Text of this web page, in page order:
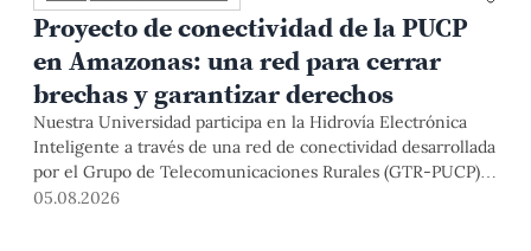
Proyecto de conectividad de la PUCP
en Amazonas: una red para cerrar
brechas y garantizar derechos
Nuestra Universidad participa en la Hidrovía Electrónica
Inteligente a través de una red de conectividad desarrollada
por el Grupo de Telecomunicaciones Rurales (GTR-PUCP)
desde el 2018. En esta nota repasamos cómo ha sido el
05.08.2026